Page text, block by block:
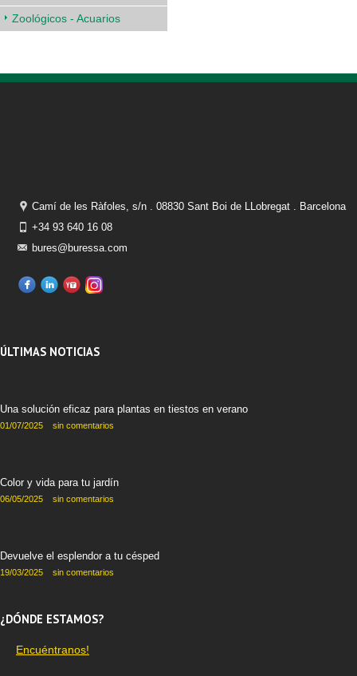
Zoológicos - Acuarios
Camí de les Ràfoles, s/n . 08830 Sant Boi de LLobregat . Barcelona
+34 93 640 16 08
bures@buressa.com
ÚLTIMAS NOTICIAS
Una solución eficaz para plantas en tiestos en verano
01/07/2025 sin comentarios
Color y vida para tu jardín
06/05/2025 sin comentarios
Devuelve el esplendor a tu césped
19/03/2025 sin comentarios
¿DÓNDE ESTAMOS?
Encuéntranos!